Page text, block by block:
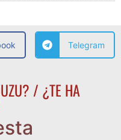
Telegram
/ ¿TE HA